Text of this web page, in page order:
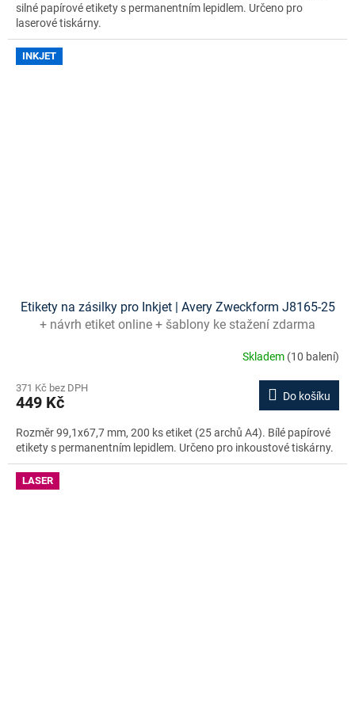
silné papírové etikety s permanentním lepidlem. Určeno pro
laserové tiskárny.
INKJET
Etikety na zásilky pro Inkjet | Avery Zweckform J8165-25
+ návrh etiket online + šablony ke stažení zdarma
Skladem (10 balení)
371 Kč bez DPH
449 Kč Do košíku
Rozměr 99,1x67,7 mm, 200 ks etiket (25 archů A4). Bílé papírové
etikety s permanentním lepidlem. Určeno pro inkoustové tiskárny.
LASER